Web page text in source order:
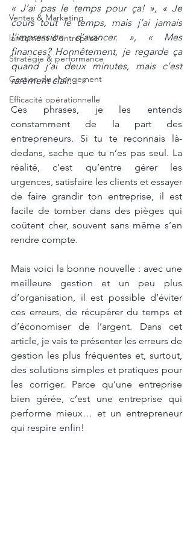
Ventes & Marketing
lancement d'entreprise
Stratégie & performance
Gestion du changement
Efficacité opérationnelle
« J’ai pas le temps pour ça! », « Je
cours tout le temps, mais j’ai jamais
l’impression d’avancer. », « Mes
finances? Honnêtement, je regarde ça
quand j’ai deux minutes, mais c’est
rarement clair… »
Ces phrases, je les entends
constamment de la part des
entrepreneurs. Si tu te reconnais là-
dedans, sache que tu n’es pas seul. La
réalité, c’est qu’entre gérer les
urgences, satisfaire les clients et essayer
de faire grandir ton entreprise, il est
facile de tomber dans des pièges qui
coûtent cher, souvent sans même s’en
rendre compte.
Mais voici la bonne nouvelle : avec une
meilleure gestion et un peu plus
d’organisation, il est possible d’éviter
ces erreurs, de récupérer du temps et
d’économiser de l’argent. Dans cet
article, je vais te présenter les erreurs de
gestion les plus fréquentes et, surtout,
des solutions simples et pratiques pour
les corriger. Parce qu’une entreprise
bien gérée, c’est une entreprise qui
performe mieux… et un entrepreneur
qui respire enfin!